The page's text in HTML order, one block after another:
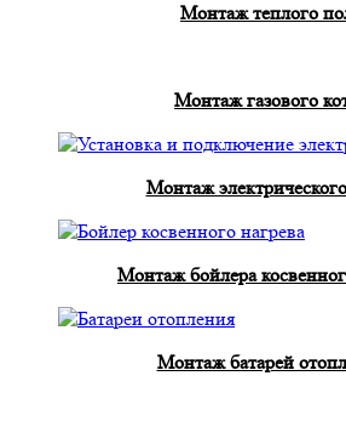
Монтаж теплого
Монтаж газового
Монтаж
Монтаж бойлера
Монтаж батарей